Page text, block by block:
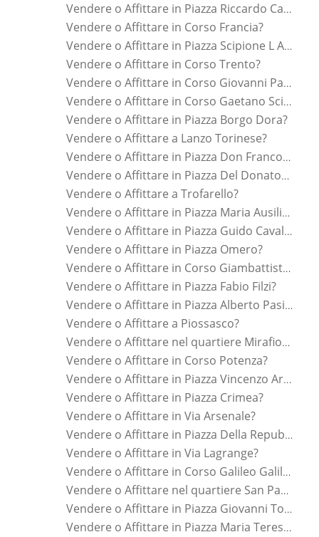
Vendere o Affittare in Piazza Riccardo Cattaneo?
Vendere o Affittare in Corso Francia?
Vendere o Affittare in Piazza Scipione L Africano?
Vendere o Affittare in Corso Trento?
Vendere o Affittare in Corso Giovanni Pascoli?
Vendere o Affittare in Corso Gaetano Scirea?
Vendere o Affittare in Piazza Borgo Dora?
Vendere o Affittare a Lanzo Torinese?
Vendere o Affittare in Piazza Don Franco Delpiano?
Vendere o Affittare in Piazza Del Donatore Di Sangue?
Vendere o Affittare a Trofarello?
Vendere o Affittare in Piazza Maria Ausiliatrice?
Vendere o Affittare in Piazza Guido Cavalcanti?
Vendere o Affittare in Piazza Omero?
Vendere o Affittare in Corso Giambattista Beccaria?
Vendere o Affittare in Piazza Fabio Filzi?
Vendere o Affittare in Piazza Alberto Pasini?
Vendere o Affittare a Piossasco?
Vendere o Affittare nel quartiere Mirafiori Sud?
Vendere o Affittare in Corso Potenza?
Vendere o Affittare in Piazza Vincenzo Arbarello?
Vendere o Affittare in Piazza Crimea?
Vendere o Affittare in Via Arsenale?
Vendere o Affittare in Piazza Della Repubblica?
Vendere o Affittare in Via Lagrange?
Vendere o Affittare in Corso Galileo Galilei?
Vendere o Affittare nel quartiere San Paolo?
Vendere o Affittare in Piazza Giovanni Toselli?
Vendere o Affittare in Piazza Maria Teresa?